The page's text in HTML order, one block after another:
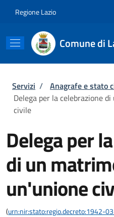
Regione Lazio
Comune di
Briciole di
Servizi / Anagrafe e stato
Delega per la celebrazione
civile
Delega per
di un
un'unione
(urn:nir:stato:regio.decreto:1942-